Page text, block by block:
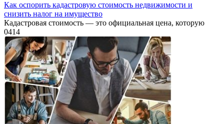
Как оспорить кадастровую стоимость недвижимости и
снизить налог на имущество
Кадастровая стоимость — это официальная цена, которую
0414